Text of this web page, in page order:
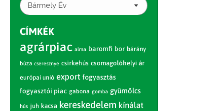
Bármely Év
CÍMKÉK
agrárpiac alma baromfi bor bárány
búza cseresznye csirkehús csomagolóhelyi ár
európai unió export fogyasztás
fogyasztói piac gabona gomba gyümölcs
hús juh kacsa kereskedelem kínálat